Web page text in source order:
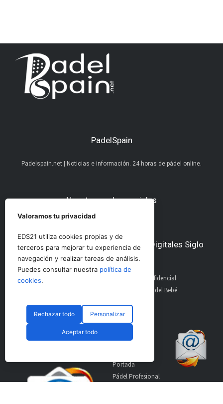
PadelSpain
Padelspain.net | Noticias e información. 24 horas de pádel online.
Nuestras redes sociales
Otros medios del Grupo Ediciones Digitales Siglo
21
GolfConfidencial
El Diario del Bebé
Suscríbete a nuestro
Portada
Pádel Profesional
Valoramos tu privacidad
EDS21 utiliza cookies propias y de
terceros para mejorar tu experiencia de
navegación y realizar tareas de análisis.
Puedes consultar nuestra política de
cookies.
Rechazar todo Personalizar
Aceptar todo